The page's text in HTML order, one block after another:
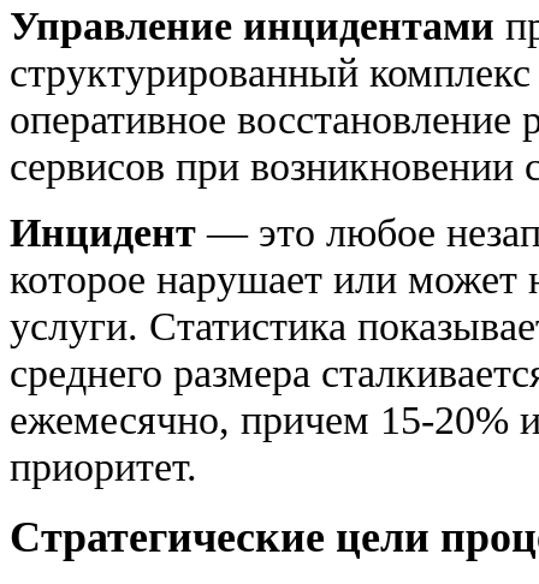
Управление инцидентами
структурированный
оперативное восстановление
сервисов при возникновении
Инцидент — это любое
которое нарушает или может
услуги. Статистика
среднего размера
ежемесячно, причем 15-20%
приоритет.
Стратегические цели